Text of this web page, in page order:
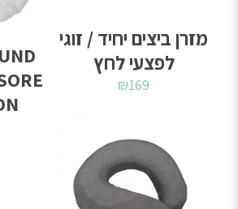
מזרן ביצים יחיד / זוגי
לפצעי לחץ
₪169